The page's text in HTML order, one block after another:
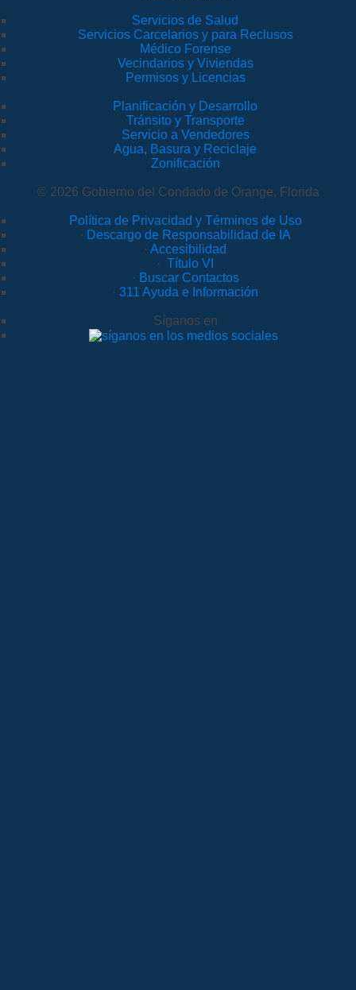
Servicios de Salud
Servicios Carcelarios y para Reclusos
Médico Forense
Vecindarios y Viviendas
Permisos y Licencias
Planificación y Desarrollo
Tránsito y Transporte
Servicio a Vendedores
Agua, Basura y Reciclaje
Zonificación
© 2026 Gobierno del Condado de Orange, Florida
Política de Privacidad y Términos de Uso
· Descargo de Responsabilidad de IA
· Accesibilidad
· Título VI
· Buscar Contactos
· 311 Ayuda e Información
Síganos en